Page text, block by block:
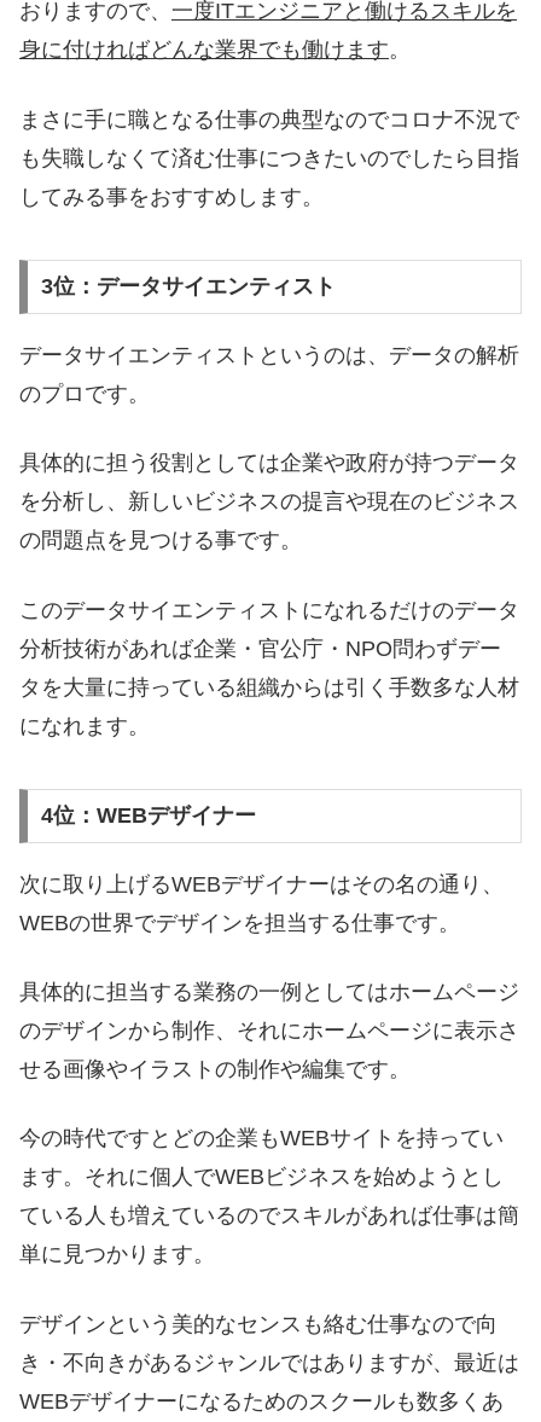
おりますので、 一度ITエンジニアと働けるスキルを
身に付ければどんな業界でも働けます。
まさに手に職となる仕事の典型なのでコロナ不況で
も失職しなくて済む仕事につきたいのでしたら目指
してみる事をおすすめします。
3位：データサイエンティスト
データサイエンティストというのは、データの解析
のプロです。
具体的に担う役割としては企業や政府が持つデータ
を分析し、新しいビジネスの提言や現在のビジネス
の問題点を見つける事です。
このデータサイエンティストになれるだけのデータ
分析技術があれば企業・官公庁・NPO問わずデー
タを大量に持っている組織からは引く手数多な人材
になれます。
4位：WEBデザイナー
次に取り上げるWEBデザイナーはその名の通り、
WEBの世界でデザインを担当する仕事です。
具体的に担当する業務の一例としてはホームページ
のデザインから制作、それにホームページに表示さ
せる画像やイラストの制作や編集です。
今の時代ですとどの企業もWEBサイトを持ってい
ます。それに個人でWEBビジネスを始めようとし
ている人も増えているのでスキルがあれば仕事は簡
単に見つかります。
デザインという美的なセンスも絡む仕事なので向
き・不向きがあるジャンルではありますが、最近は
WEBデザイナーになるためのスクールも数多くあ